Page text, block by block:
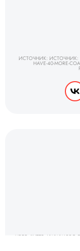
ИСТОЧНИК: ИСТОЧНИК:
HAVE-40-MORE-
HREF="HTTP://